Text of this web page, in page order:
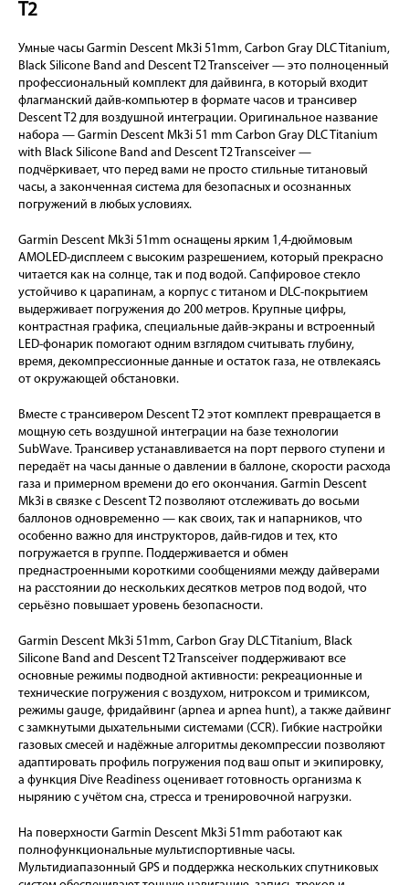
T2
Умные часы Garmin Descent Mk3i 51mm, Carbon Gray DLC Titanium,
Black Silicone Band and Descent T2 Transceiver — это полноценный
профессиональный комплект для дайвинга, в который входит
флагманский дайв-компьютер в формате часов и трансивер
Descent T2 для воздушной интеграции. Оригинальное название
набора — Garmin Descent Mk3i 51 mm Carbon Gray DLC Titanium
with Black Silicone Band and Descent T2 Transceiver —
подчёркивает, что перед вами не просто стильные титановый
часы, а законченная система для безопасных и осознанных
погружений в любых условиях.
Garmin Descent Mk3i 51mm оснащены ярким 1,4-дюймовым
AMOLED-дисплеем с высоким разрешением, который прекрасно
читается как на солнце, так и под водой. Сапфировое стекло
устойчиво к царапинам, а корпус с титаном и DLC-покрытием
выдерживает погружения до 200 метров. Крупные цифры,
контрастная графика, специальные дайв-экраны и встроенный
LED-фонарик помогают одним взглядом считывать глубину,
время, декомпрессионные данные и остаток газа, не отвлекаясь
от окружающей обстановки.
Вместе с трансивером Descent T2 этот комплект превращается в
мощную сеть воздушной интеграции на базе технологии
SubWave. Трансивер устанавливается на порт первого ступени и
передаёт на часы данные о давлении в баллоне, скорости расхода
газа и примерном времени до его окончания. Garmin Descent
Mk3i в связке с Descent T2 позволяют отслеживать до восьми
баллонов одновременно — как своих, так и напарников, что
особенно важно для инструкторов, дайв-гидов и тех, кто
погружается в группе. Поддерживается и обмен
преднастроенными короткими сообщениями между дайверами
на расстоянии до нескольких десятков метров под водой, что
серьёзно повышает уровень безопасности.
Garmin Descent Mk3i 51mm, Carbon Gray DLC Titanium, Black
Silicone Band and Descent T2 Transceiver поддерживают все
основные режимы подводной активности: рекреационные и
технические погружения с воздухом, нитроксом и тримиксом,
режимы gauge, фридайвинг (apnea и apnea hunt), а также дайвинг
с замкнутыми дыхательными системами (CCR). Гибкие настройки
газовых смесей и надёжные алгоритмы декомпрессии позволяют
адаптировать профиль погружения под ваш опыт и экипировку,
а функция Dive Readiness оценивает готовность организма к
нырянию с учётом сна, стресса и тренировочной нагрузки.
На поверхности Garmin Descent Mk3i 51mm работают как
полнофункциональные мультиспортивные часы.
Мультидиапазонный GPS и поддержка нескольких спутниковых